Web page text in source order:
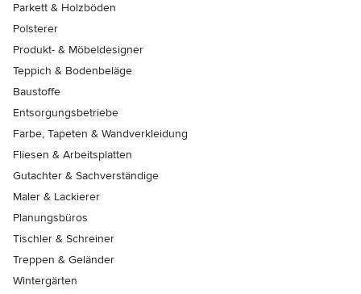
Parkett & Holzböden
Polsterer
Produkt- & Möbeldesigner
Teppich & Bodenbeläge
Baustoffe
Entsorgungsbetriebe
Farbe, Tapeten & Wandverkleidung
Fliesen & Arbeitsplatten
Gutachter & Sachverständige
Maler & Lackierer
Planungsbüros
Tischler & Schreiner
Treppen & Geländer
Wintergärten